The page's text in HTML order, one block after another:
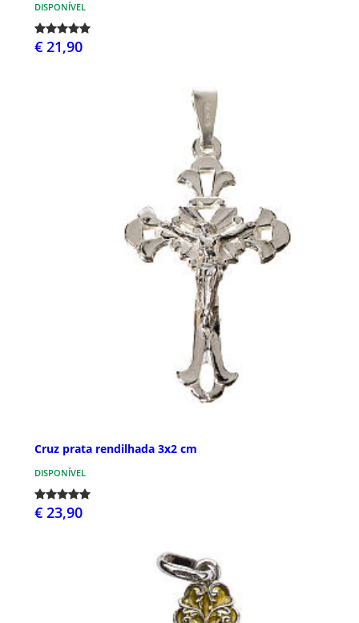
DISPONÍVEL
€ 21,90
Cruz prata rendilhada 3x2 cm
DISPONÍVEL
€ 23,90